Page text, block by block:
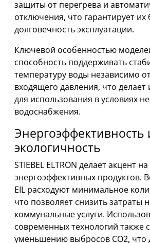
защиты от перегрева и
отключения, что гарантирует их
долговечность эксплуатации.
Ключевой особенностью
способность поддерживать
температуру воды независимо
входящего давления, что
для использования в условиях
водоснабжения.
Энергоэффективность
экологичность
STIEBEL ELTRON делает акцент
энергоэффективных продуктов.
EIL расходуют минимальное
что позволяет снизить затраты
коммунальные услуги.
современных технологий также
уменьшению выбросов CO2, что